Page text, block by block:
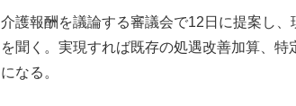
介護報酬を議論する審議会で12日に提案し
を聞く。実現すれば既存の処遇改善加算、
になる。